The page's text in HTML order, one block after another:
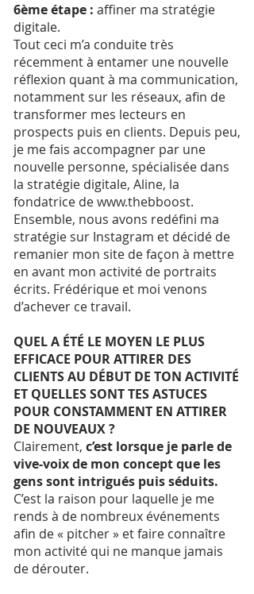
6ème étape : affiner ma stratégie
digitale.
Tout ceci m’a conduite très
récemment à entamer une nouvelle
réflexion quant à ma communication,
notamment sur les réseaux, afin de
transformer mes lecteurs en
prospects puis en clients. Depuis peu,
je me fais accompagner par une
nouvelle personne, spécialisée dans
la stratégie digitale, Aline, la
fondatrice de www.thebboost.
Ensemble, nous avons redéfini ma
stratégie sur Instagram et décidé de
remanier mon site de façon à mettre
en avant mon activité de portraits
écrits. Frédérique et moi venons
d’achever ce travail.
QUEL A ÉTÉ LE MOYEN LE PLUS
EFFICACE POUR ATTIRER DES
CLIENTS AU DÉBUT DE TON ACTIVITÉ
ET QUELLES SONT TES ASTUCES
POUR CONSTAMMENT EN ATTIRER
DE NOUVEAUX ?
Clairement, c’est lorsque je parle de
vive-voix de mon concept que les
gens sont intrigués puis séduits.
C’est la raison pour laquelle je me
rends à de nombreux événements
afin de « pitcher » et faire connaître
mon activité qui ne manque jamais
de dérouter.